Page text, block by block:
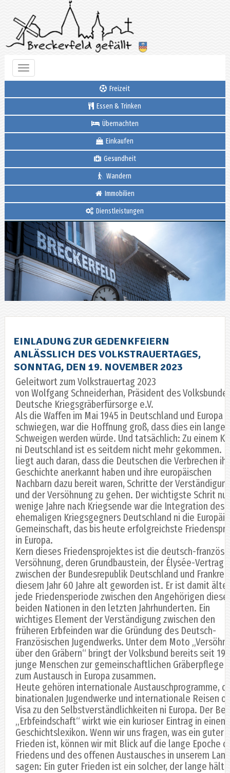
Toggle
navigation
Freizeit
Essen & Trinken
Übernachten
Einkaufen
Gesundheit
Wandern
Immobilien
Dienstleistungen
EINLADUNG ZUR GEDENKFEIERN
ANLÄSSLICH DES VOLKSTRAUERTAGES,
SONNTAG, DEN 19. NOVEMBER 2023
Geleitwort zum Volkstrauertag 2023
von Wolfgang Schneiderhan, Präsident des
Deutsche Kriegsgräberfürsorge e.V.
Als die Waffen im Mai 1945 in Deutschland und Europa
schwiegen, war die Hoffnung groß, dass dies ein langes
Schweigen werden würde. Und tatsächlich: Zu einem
ni Deutschland ist es seitdem nicht mehr gekommen.
liegt auch daran, dass die Deutschen die Verbrechen
Geschichte anerkannt haben und ihre europäischen
Nachbarn dazu bereit waren, Schritte der
und der Versöhnung zu gehen. Der wichtigste Schrit nur
wenige Jahre nach Kriegsende war die Integration des
ehemaligen Kriegsgegners Deutschland ni die
Gemeinschaft, das bis heute erfolgreichste
in Europa.
Kern dieses Friedensprojektes ist die deutsch-
Versöhnung, deren Grundbaustein, der Élysée-Vertrag
zwischen der Bundesrepublik Deutschland und
diesem Jahr 60 Jahre alt geworden ist. Er ist damit
jede Friedensperiode zwischen den Angehörigen
beiden Nationen in den letzten Jahrhunderten. Ein
wichtiges Element der Verständigung zwischen den
früheren Erbfeinden war die Gründung des Deutsch-
Französischen Jugendwerks. Unter dem Moto
über den Gräbern“ bringt der Volksbund bereits seit
junge Menschen zur gemeinschaftlichen Gräberpflege
zum Austausch in Europa zusammen.
Heute gehören internationale Austauschprogramme,
binationalen Jugendwerke und internationale Reisen
Visa zu den Selbstverständlichkeiten ni Europa. Der
„Erbfeindschaft“ wirkt wie ein kurioser Eintrag in einem
Geschichtslexikon. Wenn wir uns fragen, was ein guter
Frieden ist, können wir mit Blick auf die lange Epoche
Friedens und des offenen Austausches in unserem Land
sagen: Ein guter Frieden ist ein solcher, der lange hält.